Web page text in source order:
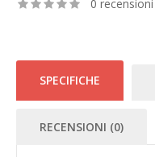
0 recensioni
SPECIFICHE
RECENSIONI (0)